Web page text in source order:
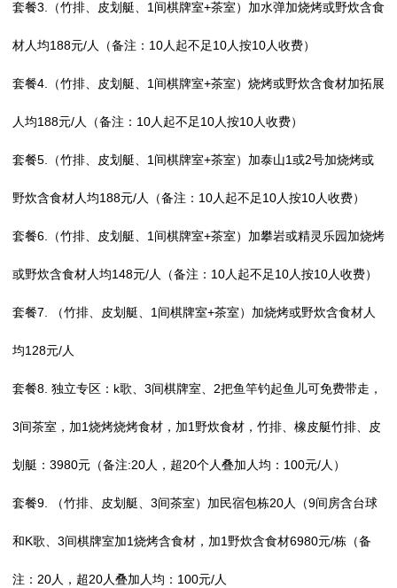
套餐3.（竹排、皮划艇、1间棋牌室+茶室）加水弹加烧烤或野炊含食
材人均188元/人（备注：10人起不足10人按10人收费）
套餐4.（竹排、皮划艇、1间棋牌室+茶室）烧烤或野炊含食材加拓展
人均188元/人（备注：10人起不足10人按10人收费）
套餐5.（竹排、皮划艇、1间棋牌室+茶室）加泰山1或2号加烧烤或
野炊含食材人均188元/人（备注：10人起不足10人按10人收费）
套餐6.（竹排、皮划艇、1间棋牌室+茶室）加攀岩或精灵乐园加烧烤
或野炊含食材人均148元/人（备注：10人起不足10人按10人收费）
套餐7. （竹排、皮划艇、1间棋牌室+茶室）加烧烤或野炊含食材人
均128元/人
套餐8. 独立专区：k歌、3间棋牌室、2把鱼竿钓起鱼儿可免费带走，
3间茶室，加1烧烤烧烤食材，加1野炊食材，竹排、橡皮艇竹排、皮
划艇：3980元（备注:20人，超20个人叠加人均：100元/人）
套餐9. （竹排、皮划艇、3间茶室）加民宿包栋20人（9间房含台球
和K歌、3间棋牌室加1烧烤含食材，加1野炊含食材6980元/栋（备
注：20人，超20人叠加人均：100元/人